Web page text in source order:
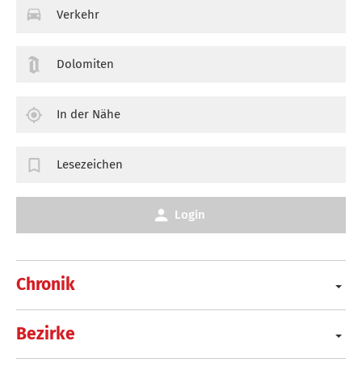
Chronik
Bezirke
Verkehr
Dolomiten
In der Nähe
Lesezeichen
Login